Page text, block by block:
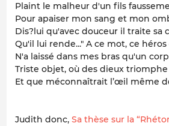
Plaint le malheur d'un fils
Pour apaiser mon sang et mon
Dis?lui qu'avec douceur il traite sa
Qu'il lui rende..." A ce mot, ce
N'a laissé dans mes bras qu'un
Triste objet, où des dieux triomphe
Et que méconnaîtrait l’œil même
Judith donc, Sa thèse sur la